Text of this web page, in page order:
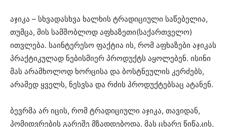
აჯიკა – სხვადასხვა ხალხის ტრადიციული საწებელია,
თუმცა, მის სამშობლოდ აფხაზეთი(საქართველო)
ითვლება. საინტერესო ფაქტია ის, რომ აფხაზები აჯიკას
პრაქტიკულად ნებისმიერ პროდუქტს აყოლებენ. ისინი
მას არამხოლოდ ხორცისა და ბოსტნეულის კერძებს,
არამედ ყველს, ნესვსა და რძის პროდუქტებსაც ატანენ.
ბევრმა არ იცის, რომ ტრადიციული აჯიკა, თავიდან,
პომიდვრების გარეშე მზადდებოდა. მას ცხარე წიწაკის,